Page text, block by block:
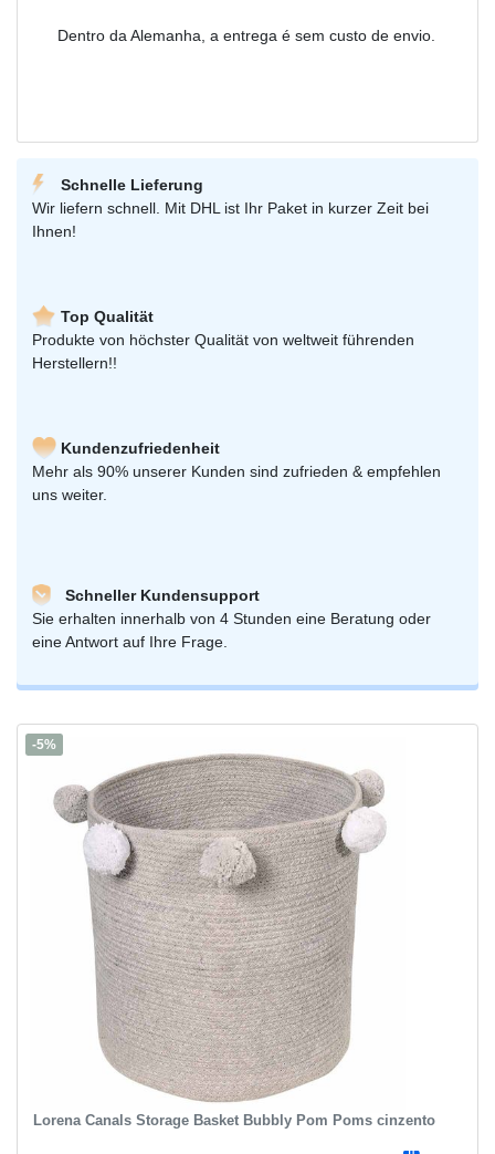
Dentro da Alemanha, a entrega é sem custo de envio.
Schnelle Lieferung
Wir liefern schnell. Mit DHL ist Ihr Paket in kurzer Zeit bei
Ihnen!
Top Qualität
Produkte von höchster Qualität von weltweit führenden
Herstellern!!
Kundenzufriedenheit
Mehr als 90% unserer Kunden sind zufrieden & empfehlen
uns weiter.
Schneller Kundensupport
Sie erhalten innerhalb von 4 Stunden eine Beratung oder
eine Antwort auf Ihre Frage.
-5%
Lorena Canals Storage Basket Bubbly Pom Poms cinzento